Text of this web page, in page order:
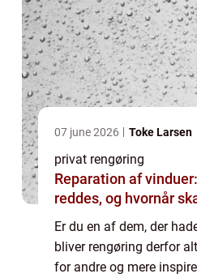
07 june 2026 Toke Larsen
privat rengøring
Reparation af
reddes, og hvornår
Er du en af dem, der
bliver rengøring derfor
for andre og mere